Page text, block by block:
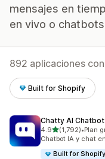
mensajes en
en vivo o
892 aplicaciones con
Built for Shopify
Chatty AI Chatbot
4.9de 5 estrellas
(1,792)
1792 reseñas en
•Plan
Chatbot IA y chat
Built for Shopify